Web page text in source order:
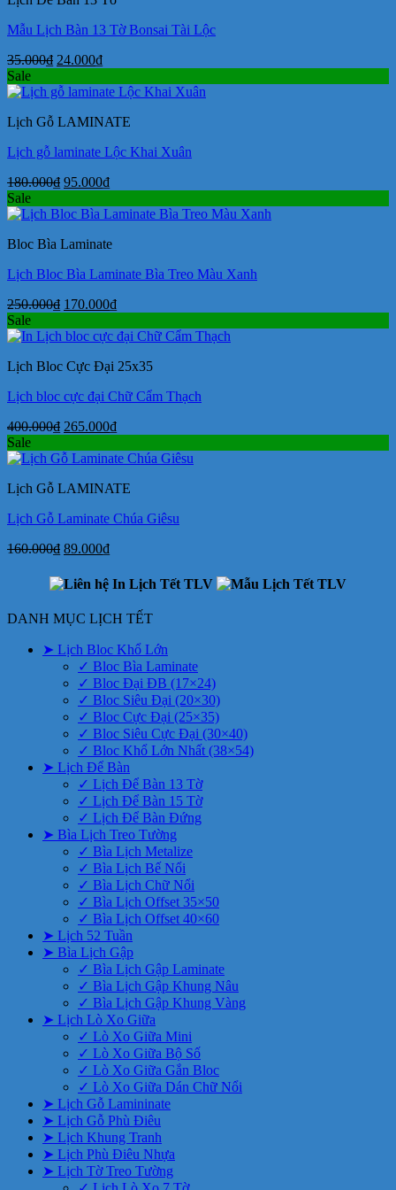
Mẫu Lịch Bàn 13 Tờ Bonsai Tài Lộc
35.000₫ Giá
là:
24.000₫Giá
tại
24.000₫.
Sale
Lịch Gỗ LAMINATE
Lịch gỗ laminate Lộc Khai Xuân
180.000₫ Giá
là:
95.000₫Giá
tại
95.000₫.
Sale
Bloc Bìa Laminate
Lịch Bloc Bìa Laminate Bìa Treo Màu Xanh
250.000₫ Giá
là:
170.000₫Giá
tại
170.000₫.
Sale
Lịch Bloc Cực Đại 25x35
Lịch bloc cực đại Chữ Cẩm Thạch
400.000₫ Giá
là:
265.000₫Giá
tại
265.000₫.
Sale
Lịch Gỗ LAMINATE
Lịch Gỗ Laminate Chúa Giêsu
160.000₫ Giá
là:
160.000₫.
89.000₫Giá
tại
89.000₫.
DANH MỤC LỊCH TẾT
➤ Lịch Bloc Khổ Lớn
✓ Bloc Bìa Laminate
✓ Bloc Đại ĐB (17×24)
✓ Bloc Siêu Đại (20×30)
✓ Bloc Cực Đại (25×35)
✓ Bloc Siêu Cực Đại (30×40)
✓ Bloc Khổ Lớn Nhất (38×54)
➤ Lịch Để Bàn
✓ Lịch Để Bàn 13 Tờ
✓ Lịch Để Bàn 15 Tờ
✓ Lịch Để Bàn Đứng
➤ Bìa Lịch Treo Tường
✓ Bìa Lịch Metalize
✓ Bìa Lịch Bế Nổi
✓ Bìa Lịch Chữ Nổi
✓ Bìa Lịch Offset 35×50
✓ Bìa Lịch Offset 40×60
➤ Lịch 52 Tuần
➤ Bìa Lịch Gập
✓ Bìa Lịch Gập Laminate
✓ Bìa Lịch Gập Khung Nâu
✓ Bìa Lịch Gập Khung Vàng
➤ Lịch Lò Xo Giữa
✓ Lò Xo Giữa Mini
✓ Lò Xo Giữa Bộ Số
✓ Lò Xo Giữa Gắn Bloc
✓ Lò Xo Giữa Dán Chữ Nổi
➤ Lịch Gỗ Lamininate
➤ Lịch Gỗ Phù Điêu
➤ Lịch Khung Tranh
➤ Lịch Phù Điêu Nhựa
➤ Lịch Tờ Treo Tường